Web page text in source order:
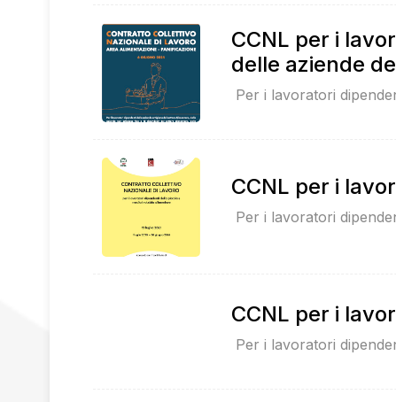
CCNL per i
delle aziende
Per i lavoratori
CCNL per i
Per i lavoratori
CCNL per i
Per i lavoratori